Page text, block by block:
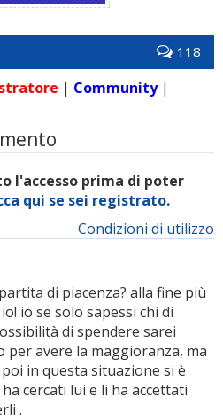
118
| Community|
l'accesso prima di poter
qui se sei registrato.
Condizioni di utilizzo
di piacenza? alla fine più
io se solo sapessi chi di
di spendere sarei
avere la maggioranza, ma
in questa situazione si è
cercati lui e li ha accettati
.